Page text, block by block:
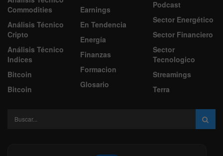
Commodities
Análisis Técnico
Cripto
Análisis Técnico
Indices
Bitcoin
Bitcoin
Earnings
En Tendencia
Energía
Finanzas
Formacion
Glosario
Podcast
Sector Energético
Sector Financiero
Sector
Tecnologico
Streamings
Terra